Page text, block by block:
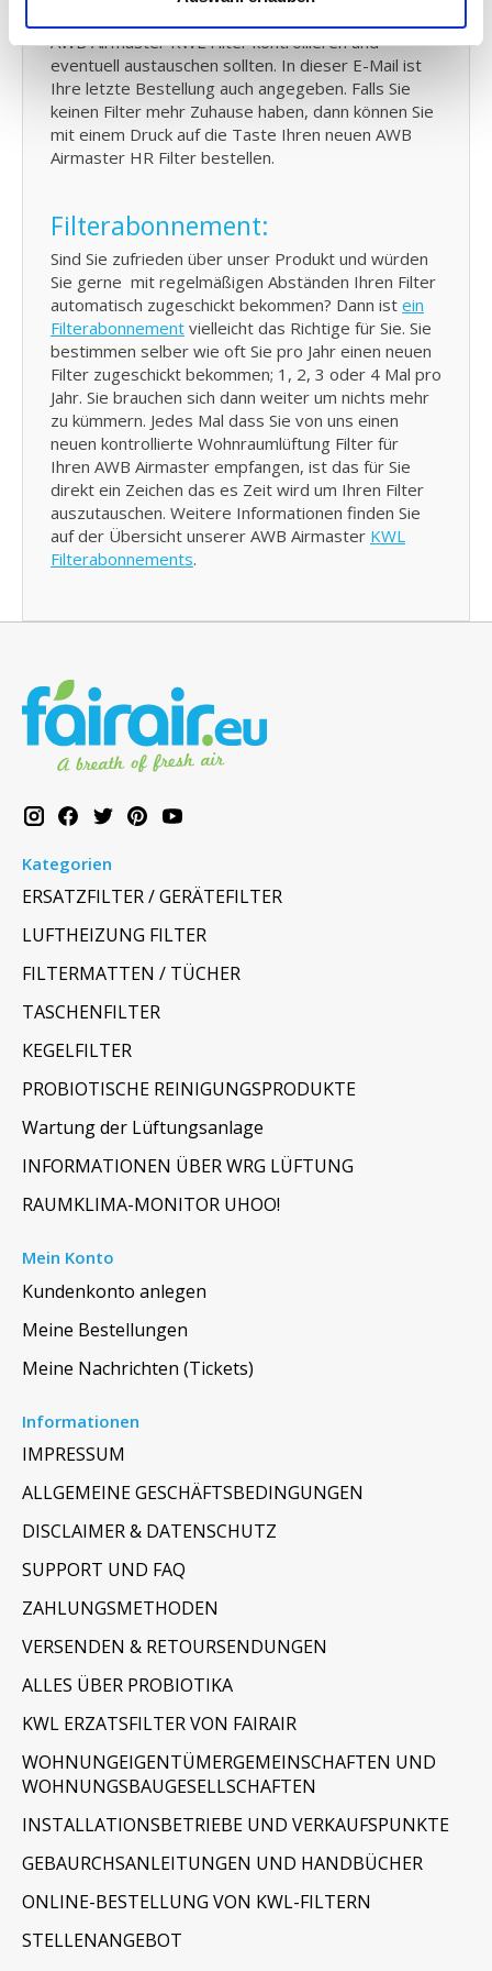
AWB Airmaster KWL Filter kontrollieren und
eventuell austauschen sollten. In dieser E-Mail ist
Ihre letzte Bestellung auch angegeben. Falls Sie
keinen Filter mehr Zuhause haben, dann können Sie
mit einem Druck auf die Taste Ihren neuen AWB
Airmaster HR Filter bestellen.
Filterabonnement:
Sind Sie zufrieden über unser Produkt und würden
Sie gerne mit regelmäßigen Abständen Ihren Filter
automatisch zugeschickt bekommen? Dann ist ein
Filterabonnement vielleicht das Richtige für Sie. Sie
bestimmen selber wie oft Sie pro Jahr einen neuen
Filter zugeschickt bekommen; 1, 2, 3 oder 4 Mal pro
Jahr. Sie brauchen sich dann weiter um nichts mehr
zu kümmern. Jedes Mal dass Sie von uns einen
neuen kontrollierte Wohnraumlüftung Filter für
Ihren AWB Airmaster empfangen, ist das für Sie
direkt ein Zeichen das es Zeit wird um Ihren Filter
auszutauschen. Weitere Informationen finden Sie
auf der Übersicht unserer AWB Airmaster KWL
Filterabonnements.
Kategorien
ERSATZFILTER / GERÄTEFILTER
LUFTHEIZUNG FILTER
FILTERMATTEN / TÜCHER
TASCHENFILTER
KEGELFILTER
PROBIOTISCHE REINIGUNGSPRODUKTE
Wartung der Lüftungsanlage
INFORMATIONEN ÜBER WRG LÜFTUNG
RAUMKLIMA-MONITOR UHOO!
Mein Konto
Kundenkonto anlegen
Meine Bestellungen
Meine Nachrichten (Tickets)
Informationen
IMPRESSUM
ALLGEMEINE GESCHÄFTSBEDINGUNGEN
DISCLAIMER & DATENSCHUTZ
SUPPORT UND FAQ
ZAHLUNGSMETHODEN
VERSENDEN & RETOURSENDUNGEN
ALLES ÜBER PROBIOTIKA
KWL ERZATSFILTER VON FAIRAIR
WOHNUNGEIGENTÜMERGEMEINSCHAFTEN UND
WOHNUNGSBAUGESELLSCHAFTEN
INSTALLATIONSBETRIEBE UND VERKAUFSPUNKTE
GEBAURCHSANLEITUNGEN UND HANDBÜCHER
ONLINE-BESTELLUNG VON KWL-FILTERN
STELLENANGEBOT